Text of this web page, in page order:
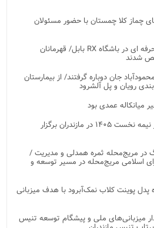
چماز کلا چمستان با حضور مسئولان
رقابت نفسگیر ۲۰ ورزشکار حرفه ای در باشگاه RX بابل/ قهرمانان
شدند
جان دوباره گرفتند/ از بیمارستان
رویان و پل آلشرود
رویدادهای شاخص هنری در نیمه نخست ۱۴۰۵ در مازندران برگزار
در مریج‌محله ثمره همدلی و مدیریت /
اسلامی مریج‌محله در مسیر توسعه و
پوینت کلاب نمک‌آبرود با هدف میزبانی
میزبانی‌های ملی و پیشگام توسعه تنیس